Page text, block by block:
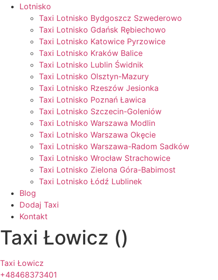
Lotnisko
Taxi Lotnisko Bydgoszcz Szwederowo
Taxi Lotnisko Gdańsk Rębiechowo
Taxi Lotnisko Katowice Pyrzowice
Taxi Lotnisko Kraków Balice
Taxi Lotnisko Lublin Świdnik
Taxi Lotnisko Olsztyn-Mazury
Taxi Lotnisko Rzeszów Jesionka
Taxi Lotnisko Poznań Ławica
Taxi Lotnisko Szczecin-Goleniów
Taxi Lotnisko Warszawa Modlin
Taxi Lotnisko Warszawa Okęcie
Taxi Lotnisko Warszawa-Radom Sadków
Taxi Lotnisko Wrocław Strachowice
Taxi Lotnisko Zielona Góra-Babimost
Taxi Lotnisko Łódź Lublinek
Blog
Dodaj Taxi
Kontakt
Taxi Łowicz ()
Taxi Łowicz
+48468373401